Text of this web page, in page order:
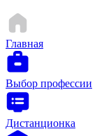
Главная
Выбор профессии
Дистанционка